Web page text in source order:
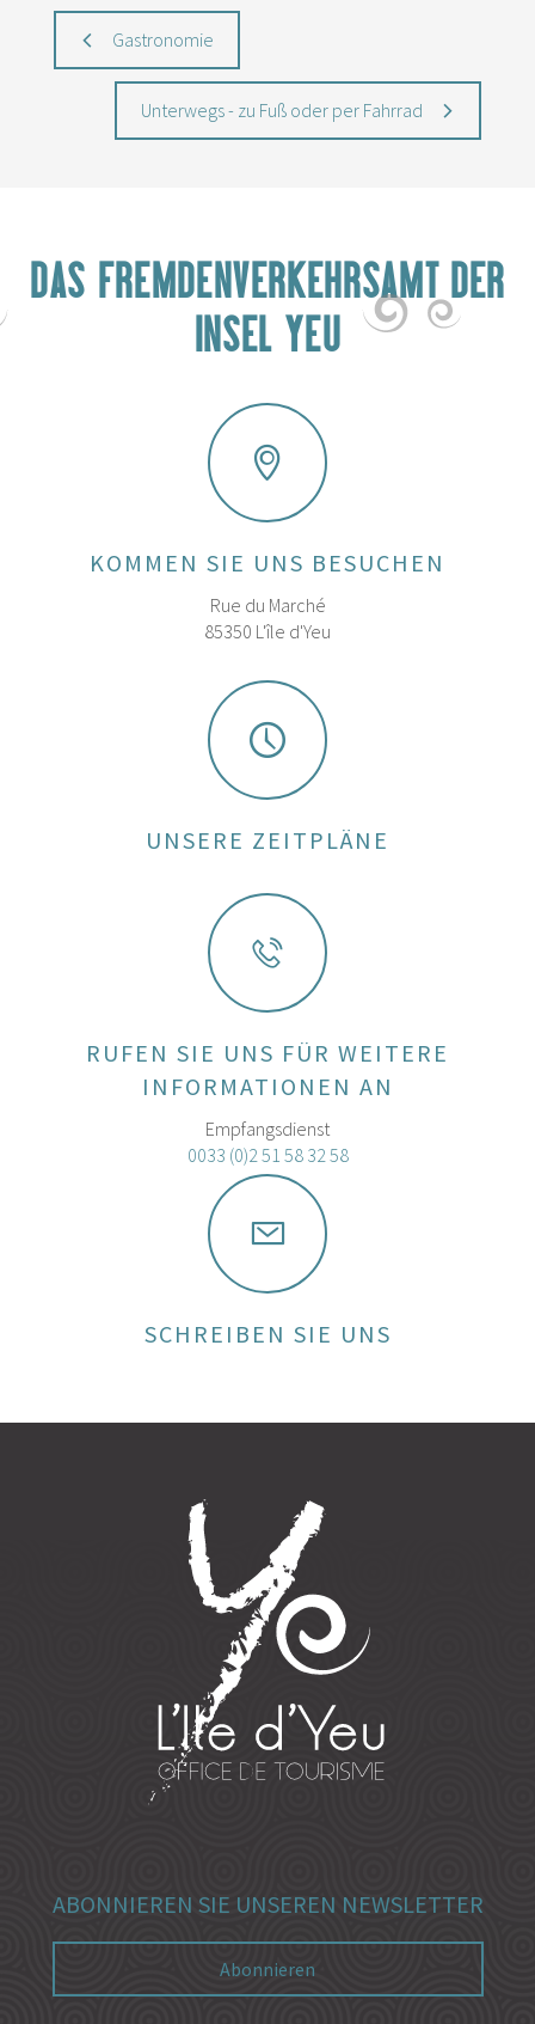
Gastronomie
Unterwegs - zu Fuß oder per Fahrrad
DAS FREMDENVERKEHRSAMT DER
INSEL YEU
KOMMEN SIE UNS BESUCHEN
Rue du Marché
85350 L'île d'Yeu
UNSERE ZEITPLÄNE
RUFEN SIE UNS FÜR WEITERE
INFORMATIONEN AN
Empfangsdienst
0033 (0)2 51 58 32 58
SCHREIBEN SIE UNS
ABONNIEREN SIE UNSEREN NEWSLETTER
Abonnieren